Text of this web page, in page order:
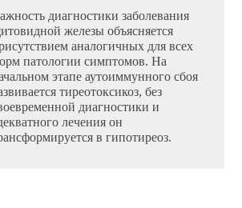
диагностики заболевания
железы объясняется
аналогичных для всех
патологии симптомов. На
этапе аутоиммунного сбоя
тиреотоксикоз, без
диагностики и
лечения он
в гипотиреоз.